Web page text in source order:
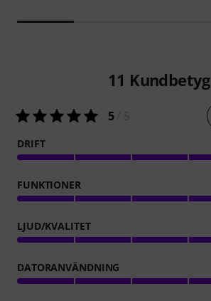
11 Kundbetyg
5/ 5
DRIFT
FUNKTIONER
LJUD/KVALITET
DATORANVÄNDNING